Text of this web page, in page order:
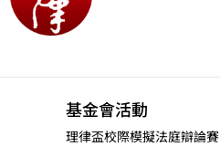
基金會活動
理律盃校際模擬法庭辯論賽